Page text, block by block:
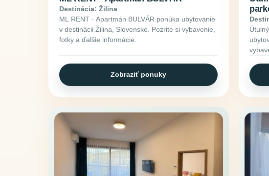
Destinácia: Žilina
ML RENT - Apartmán BULVÁR ponúka ubytovanie
v destinácii Žilina, Slovensko. Pozrite si vybavenie,
fotky a ďalšie informácie.
Zobraziť ponuky